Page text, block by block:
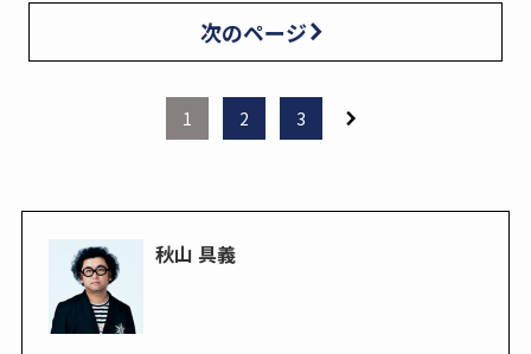
次のページ
1 2 3
秋山 具義